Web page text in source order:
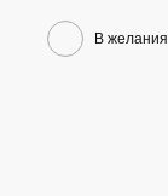
В желания